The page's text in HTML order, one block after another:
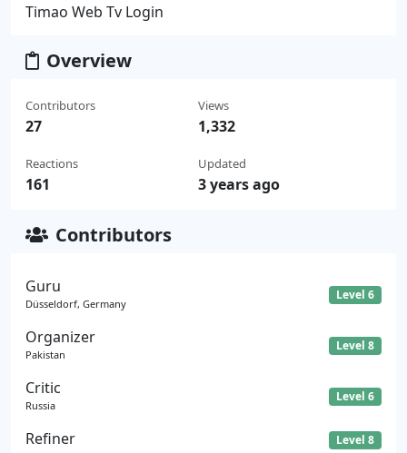
Timao Web Tv Login
Overview
Contributors
27
Reactions
161
Views
1,332
Updated
3 years ago
Contributors
Guru
Düsseldorf, Germany
Level 6
Organizer
Pakistan
Level 8
Critic
Russia
Level 6
Refiner Level 8